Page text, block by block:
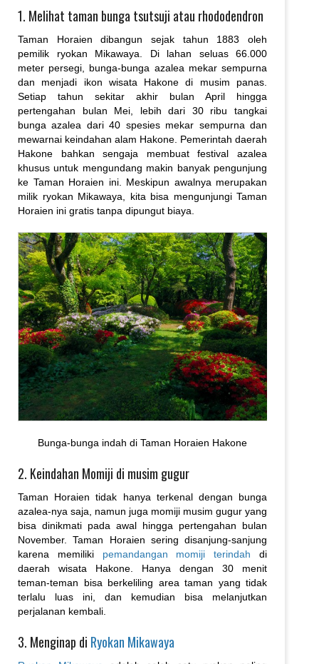
1. Melihat taman bunga tsutsuji atau rhododendron
Taman Horaien dibangun sejak tahun 1883 oleh
pemilik ryokan Mikawaya. Di lahan seluas 66.000
meter persegi, bunga-bunga azalea mekar sempurna
dan menjadi ikon wisata Hakone di musim panas.
Setiap tahun sekitar akhir bulan April hingga
pertengahan bulan Mei, lebih dari 30 ribu tangkai
bunga azalea dari 40 spesies mekar sempurna dan
mewarnai keindahan alam Hakone. Pemerintah daerah
Hakone bahkan sengaja membuat festival azalea
khusus untuk mengundang makin banyak pengunjung
ke Taman Horaien ini. Meskipun awalnya merupakan
milik ryokan Mikawaya, kita bisa mengunjungi Taman
Horaien ini gratis tanpa dipungut biaya.
Bunga-bunga indah di Taman Horaien Hakone
2. Keindahan Momiji di musim gugur
Taman Horaien tidak hanya terkenal dengan bunga
azalea-nya saja, namun juga momiji musim gugur yang
bisa dinikmati pada awal hingga pertengahan bulan
November. Taman Horaien sering disanjung-sanjung
karena memiliki pemandangan momiji terindah di
daerah wisata Hakone. Hanya dengan 30 menit
teman-teman bisa berkeliling area taman yang tidak
terlalu luas ini, dan kemudian bisa melanjutkan
perjalanan kembali.
3. Menginap di Ryokan Mikawaya